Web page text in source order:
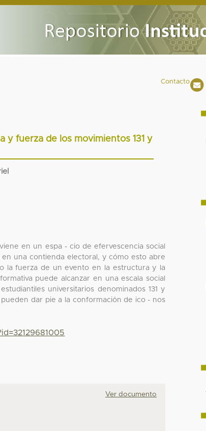
Contacto
y fuerza de los movimientos 131 y
en un espa - cio de efervescencia social
una contienda electoral, y cómo esto abre
la fuerza de un evento en la estructura y la
puede alcanzar en una escala social
universitarios denominados 131 y
dar pie a la conformación de ico - nos
Ver documento